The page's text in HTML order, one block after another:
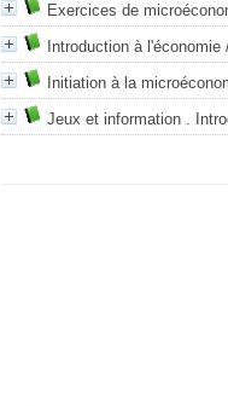
Exercices de
Introduction à l'économie
Initiation à la
Jeux et information .